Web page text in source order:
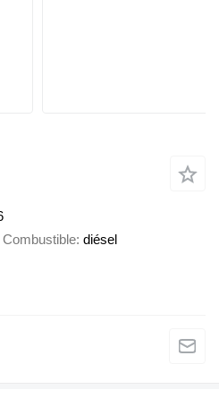
Combustible diésel